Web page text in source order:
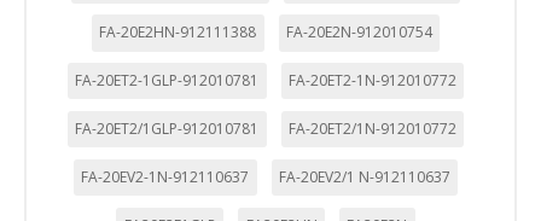
FA-20E2HN-912111388 FA-20E2N-912010754
FA-20ET2-1GLP-912010781 FA-20ET2-1N-912010772
FA-20ET2/1GLP-912010781 FA-20ET2/1N-912010772
FA-20EV2-1N-912110637 FA-20EV2/1 N-912110637
CONFIGURACIÓN DE COOKIES